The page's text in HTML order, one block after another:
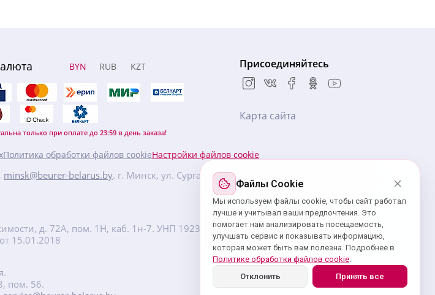
BYN RUB KZT
только при оплате до 23:59 в день заказа!
Присоединяйтесь
Карта сайта
Политика обработки файлов cookieНастройки файлов cookie
, minsk@beurer-belarus.by. г. Минск, ул. Сурганова, 57Б, БЦ «Новая Европа», 5 этаж,
д. 72А, пом. 1Н, каб. 1н-7. УНП ‎192359439 зарегистрировано Минским
15.01.2018
пом. 56.
Файлы Cookie
Мы используем файлы cookie, чтобы сайт работал
лучше и учитывал ваши предпочтения. Это
помогает нам анализировать посещаемость,
улучшать сервис и показывать информацию,
которая может быть вам полезна. Подробнее в
Политике обработки файлов cookie.
Отклонить
Принять все